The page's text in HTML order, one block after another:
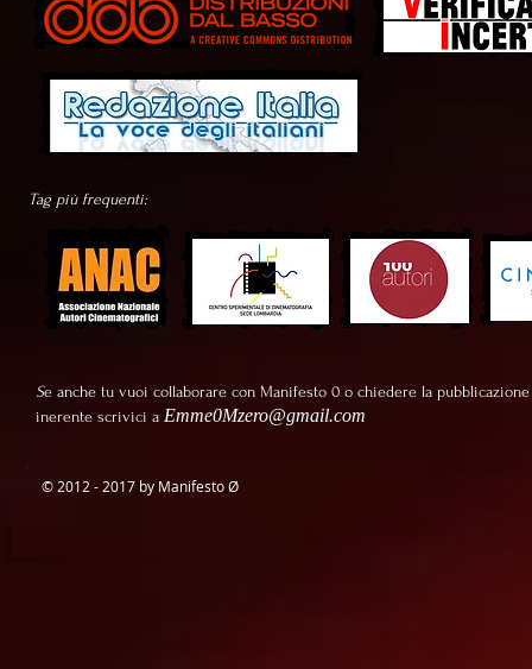
Se anche tu vuoi collaborare con Manifesto 0 o chiedere la
inerente scrivici a Emme0Mzero@gmail.com
Tag più frequenti:
© 2012 - 2017 by ManifestoØ